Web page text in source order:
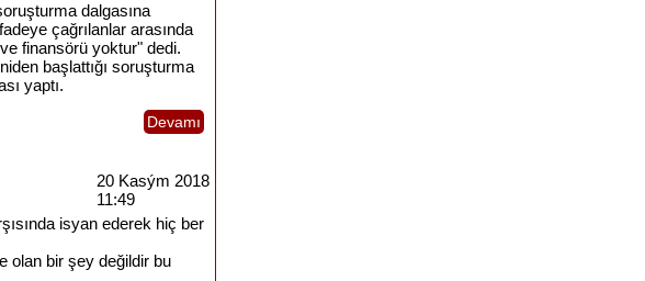
dalgasına
çağrılanlar arasında
finansörü yoktur" dedi.
başlattığı soruşturma
yaptı.
Devamı
20 Kasým 2018
11:49
isyan ederek hiç ber
olan bir şey değildir bu